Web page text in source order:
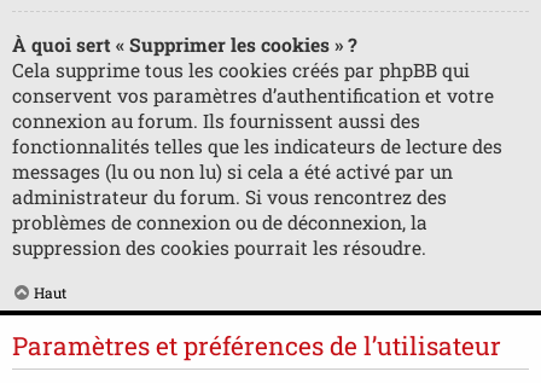
À quoi sert « Supprimer les cookies » ?
Cela supprime tous les cookies créés par phpBB qui
conservent vos paramètres d’authentification et votre
connexion au forum. Ils fournissent aussi des
fonctionnalités telles que les indicateurs de lecture des
messages (lu ou non lu) si cela a été activé par un
administrateur du forum. Si vous rencontrez des
problèmes de connexion ou de déconnexion, la
suppression des cookies pourrait les résoudre.
Haut
Paramètres et préférences de l’utilisateur